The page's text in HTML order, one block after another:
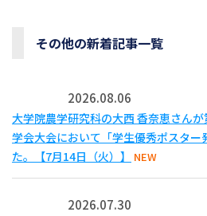
その他の新着記事一覧
2026.08.06
大学院農学研究科の大西 香奈恵さん
学会大会において「学生優秀ポスター
た。【7月14日（火）】
NEW
2026.07.30